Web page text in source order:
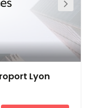
Lyon